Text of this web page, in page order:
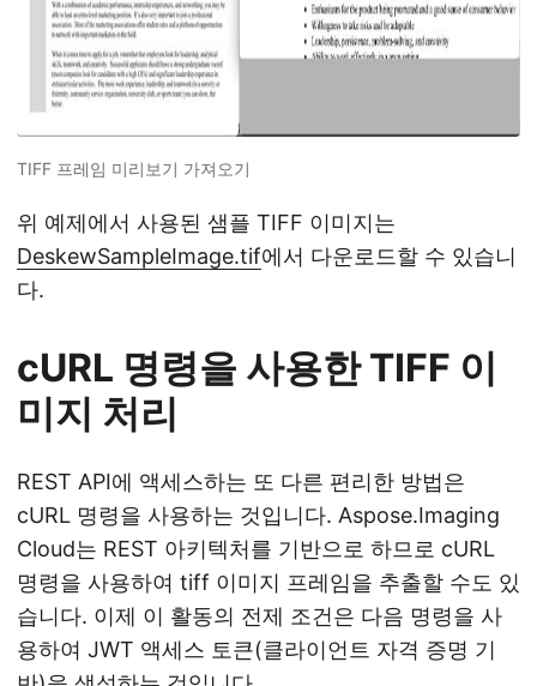
TIFF 프레임 미리보기 가져오기
위 예제에서 사용된 샘플 TIFF 이미지는
DeskewSampleImage.tif에서 다운로드할 수 있습니
다.
cURL 명령을 사용한 TIFF 이
미지 처리
REST API에 액세스하는 또 다른 편리한 방법은
cURL 명령을 사용하는 것입니다. Aspose.Imaging
Cloud는 REST 아키텍처를 기반으로 하므로 cURL
명령을 사용하여 tiff 이미지 프레임을 추출할 수도 있
습니다. 이제 이 활동의 전제 조건은 다음 명령을 사
용하여 JWT 액세스 토큰(클라이언트 자격 증명 기